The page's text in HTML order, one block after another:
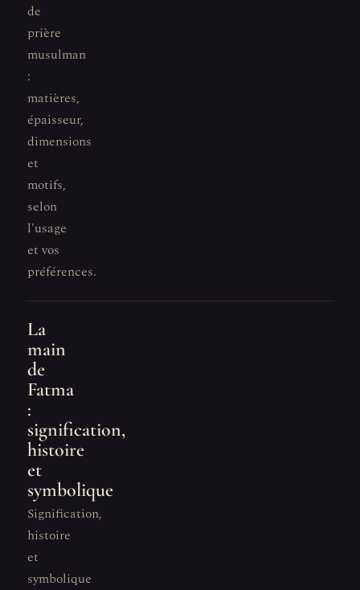
de
prière
musulman
:
matières,
épaisseur,
dimensions
et
motifs,
selon
l'usage
et vos
préférences.
La
main
de
Fatma
:
signification,
histoire
et
symbolique
Signification,
histoire
et
symbolique